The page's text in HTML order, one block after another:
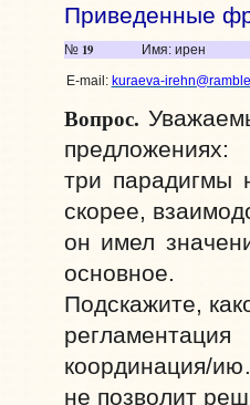
Приведенные
№19
Имя: ирен
E-mail: kuraeva-
Вопрос.
предложениях:
три парадигмы
скорее,
он имел
основное.
Подскажите,
координация/
не позволит